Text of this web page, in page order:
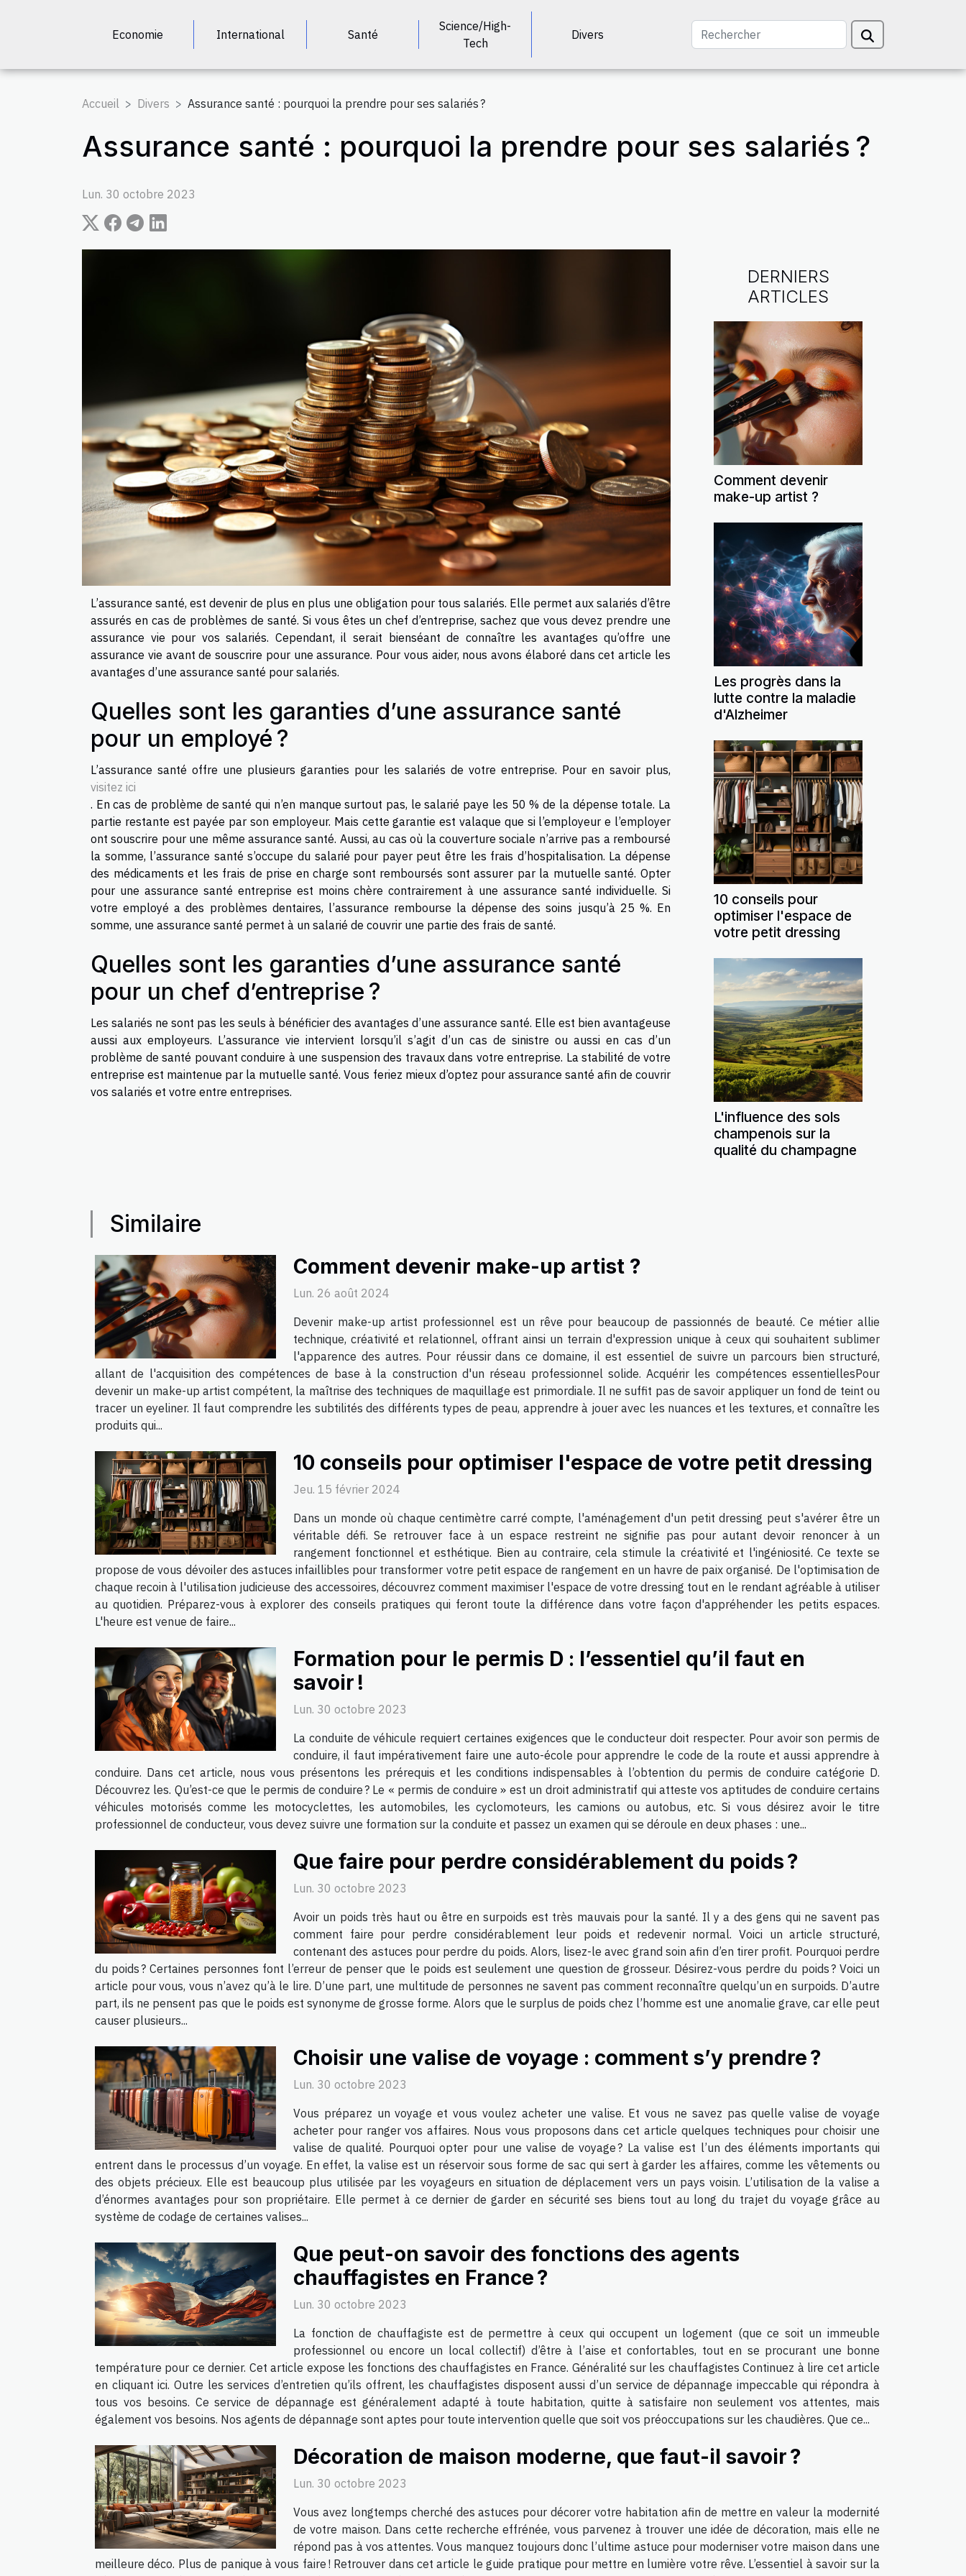
Economie International Santé
Science/High-
Tech
Divers
Accueil Divers Assurance santé : pourquoi la prendre pour ses salariés ?
Assurance santé : pourquoi la prendre pour ses salariés ?
Lun. 30 octobre 2023
L’assurance santé, est devenir de plus en plus une obligation pour tous salariés. Elle permet aux salariés d’être
assurés en cas de problèmes de santé. Si vous êtes un chef d’entreprise, sachez que vous devez prendre une
assurance vie pour vos salariés. Cependant, il serait bienséant de connaître les avantages qu’offre une
assurance vie avant de souscrire pour une assurance. Pour vous aider, nous avons élaboré dans cet article les
avantages d’une assurance santé pour salariés.
Quelles sont les garanties d’une assurance santé
pour un employé ?
L’assurance santé offre une plusieurs garanties pour les salariés de votre entreprise. Pour en savoir plus,
visitez ici
. En cas de problème de santé qui n’en manque surtout pas, le salarié paye les 50 % de la dépense totale. La
partie restante est payée par son employeur. Mais cette garantie est valaque que si l’employeur e l’employer
ont souscrire pour une même assurance santé. Aussi, au cas où la couverture sociale n’arrive pas a remboursé
la somme, l’assurance santé s’occupe du salarié pour payer peut être les frais d’hospitalisation. La dépense
des médicaments et les frais de prise en charge sont remboursés sont assurer par la mutuelle santé. Opter
pour une assurance santé entreprise est moins chère contrairement à une assurance santé individuelle. Si
votre employé a des problèmes dentaires, l’assurance rembourse la dépense des soins jusqu’à 25 %. En
somme, une assurance santé permet à un salarié de couvrir une partie des frais de santé.
Quelles sont les garanties d’une assurance santé
pour un chef d’entreprise ?
Les salariés ne sont pas les seuls à bénéficier des avantages d’une assurance santé. Elle est bien avantageuse
aussi aux employeurs. L’assurance vie intervient lorsqu’il s’agit d’un cas de sinistre ou aussi en cas d’un
problème de santé pouvant conduire à une suspension des travaux dans votre entreprise. La stabilité de votre
entreprise est maintenue par la mutuelle santé. Vous feriez mieux d’optez pour assurance santé afin de couvrir
vos salariés et votre entre entreprises.
DERNIERS
ARTICLES
Comment devenir
make-up artist ?
Les progrès dans la
lutte contre la maladie
d'Alzheimer
10 conseils pour
optimiser l'espace de
votre petit dressing
L'influence des sols
champenois sur la
qualité du champagne
Similaire
Comment devenir make-up artist ?
Lun. 26 août 2024
Devenir make-up artist professionnel est un rêve pour beaucoup de passionnés de beauté. Ce métier allie
technique, créativité et relationnel, offrant ainsi un terrain d'expression unique à ceux qui souhaitent sublimer
l'apparence des autres. Pour réussir dans ce domaine, il est essentiel de suivre un parcours bien structuré,
allant de l'acquisition des compétences de base à la construction d'un réseau professionnel solide. Acquérir les compétences essentiellesPour
devenir un make-up artist compétent, la maîtrise des techniques de maquillage est primordiale. Il ne suffit pas de savoir appliquer un fond de teint ou
tracer un eyeliner. Il faut comprendre les subtilités des différents types de peau, apprendre à jouer avec les nuances et les textures, et connaître les
produits qui...
10 conseils pour optimiser l'espace de votre petit dressing
Jeu. 15 février 2024
Dans un monde où chaque centimètre carré compte, l'aménagement d'un petit dressing peut s'avérer être un
véritable défi. Se retrouver face à un espace restreint ne signifie pas pour autant devoir renoncer à un
rangement fonctionnel et esthétique. Bien au contraire, cela stimule la créativité et l'ingéniosité. Ce texte se
propose de vous dévoiler des astuces infaillibles pour transformer votre petit espace de rangement en un havre de paix organisé. De l'optimisation de
chaque recoin à l'utilisation judicieuse des accessoires, découvrez comment maximiser l'espace de votre dressing tout en le rendant agréable à utiliser
au quotidien. Préparez-vous à explorer des conseils pratiques qui feront toute la différence dans votre façon d'appréhender les petits espaces.
L'heure est venue de faire...
Formation pour le permis D : l’essentiel qu’il faut en
savoir !
Lun. 30 octobre 2023
La conduite de véhicule requiert certaines exigences que le conducteur doit respecter. Pour avoir son permis de
conduire, il faut impérativement faire une auto-école pour apprendre le code de la route et aussi apprendre à
conduire. Dans cet article, nous vous présentons les prérequis et les conditions indispensables à l’obtention du permis de conduire catégorie D.
Découvrez les. Qu’est-ce que le permis de conduire ? Le « permis de conduire » est un droit administratif qui atteste vos aptitudes de conduire certains
véhicules motorisés comme les motocyclettes, les automobiles, les cyclomoteurs, les camions ou autobus, etc. Si vous désirez avoir le titre
professionnel de conducteur, vous devez suivre une formation sur la conduite et passez un examen qui se déroule en deux phases : une...
Que faire pour perdre considérablement du poids ?
Lun. 30 octobre 2023
Avoir un poids très haut ou être en surpoids est très mauvais pour la santé. Il y a des gens qui ne savent pas
comment faire pour perdre considérablement leur poids et redevenir normal. Voici un article structuré,
contenant des astuces pour perdre du poids. Alors, lisez-le avec grand soin afin d’en tirer profit. Pourquoi perdre
du poids ? Certaines personnes font l’erreur de penser que le poids est seulement une question de grosseur. Désirez-vous perdre du poids ? Voici un
article pour vous, vous n’avez qu’à le lire. D’une part, une multitude de personnes ne savent pas comment reconnaître quelqu’un en surpoids. D’autre
part, ils ne pensent pas que le poids est synonyme de grosse forme. Alors que le surplus de poids chez l’homme est une anomalie grave, car elle peut
causer plusieurs...
Choisir une valise de voyage : comment s’y prendre ?
Lun. 30 octobre 2023
Vous préparez un voyage et vous voulez acheter une valise. Et vous ne savez pas quelle valise de voyage
acheter pour ranger vos affaires. Nous vous proposons dans cet article quelques techniques pour choisir une
valise de qualité. Pourquoi opter pour une valise de voyage ? La valise est l’un des éléments importants qui
entrent dans le processus d’un voyage. En effet, la valise est un réservoir sous forme de sac qui sert à garder les affaires, comme les vêtements ou
des objets précieux. Elle est beaucoup plus utilisée par les voyageurs en situation de déplacement vers un pays voisin. L’utilisation de la valise a
d’énormes avantages pour son propriétaire. Elle permet à ce dernier de garder en sécurité ses biens tout au long du trajet du voyage grâce au
système de codage de certaines valises...
Que peut-on savoir des fonctions des agents
chauffagistes en France ?
Lun. 30 octobre 2023
La fonction de chauffagiste est de permettre à ceux qui occupent un logement (que ce soit un immeuble
professionnel ou encore un local collectif) d’être à l’aise et confortables, tout en se procurant une bonne
température pour ce dernier. Cet article expose les fonctions des chauffagistes en France. Généralité sur les chauffagistes Continuez à lire cet article
en cliquant ici. Outre les services d’entretien qu’ils offrent, les chauffagistes disposent aussi d’un service de dépannage impeccable qui répondra à
tous vos besoins. Ce service de dépannage est généralement adapté à toute habitation, quitte à satisfaire non seulement vos attentes, mais
également vos besoins. Nos agents de dépannage sont aptes pour toute intervention quelle que soit vos préoccupations sur les chaudières. Que ce...
Décoration de maison moderne, que faut-il savoir ?
Lun. 30 octobre 2023
Vous avez longtemps cherché des astuces pour décorer votre habitation afin de mettre en valeur la modernité
de votre maison. Dans cette recherche effrénée, vous parvenez à trouver une idée de décoration, mais elle ne
répond pas à vos attentes. Vous manquez toujours donc l’ultime astuce pour moderniser votre maison dans une
meilleure déco. Plus de panique à vous faire ! Retrouver dans cet article le guide pratique pour mettre en lumière votre rêve. L’essentiel à savoir sur la